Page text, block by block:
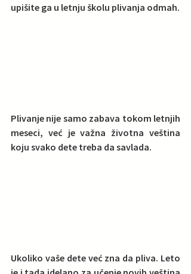
upišite ga u letnju školu plivanja odmah.
Plivanje nije samo zabava tokom letnjih
meseci, već je važna životna veština
koju svako dete treba da savlada.
Ukoliko vaše dete već zna da pliva. Leto